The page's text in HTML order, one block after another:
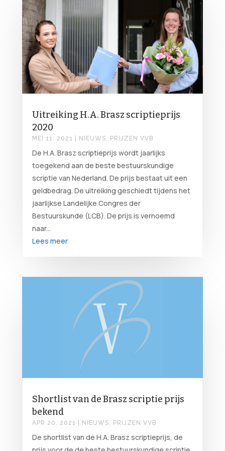
Uitreiking H.A. Brasz scriptieprijs
2020
MEI 11, 2021 NIEUWS, PRIJZEN VVB
De H.A. Brasz scriptieprijs wordt jaarlijks
toegekend aan de beste bestuurskundige
scriptie van Nederland. De prijs bestaat uit een
geldbedrag. De uitreiking geschiedt tijdens het
jaarlijkse Landelijke Congres der
Bestuurskunde (LCB). De prijs is vernoemd
naar...
Lees meer
Shortlist van de Brasz scriptie prijs
bekend
APR 20, 2021 NIEUWS PRIJZEN VVB
De shortlist van de H.A. Brasz scriptieprijs, de